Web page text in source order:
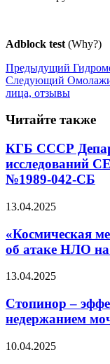
Adblock test (Why?)
Предыдущий
Следующий
лица, отзывы
Читайте также
КГБ СССР
исследований
№1989-042-СБ
13.04.2025
«Космическая
об атаке НЛО на
13.04.2025
Стопинор –
недержанием
10.04.2025